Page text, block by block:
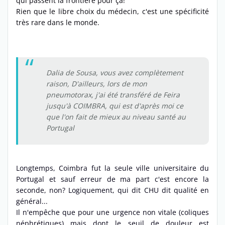
Rien que le libre choix du médecin, c'est une spécificité
très rare dans le monde.
Dalia de Sousa, vous avez complètement
raison, D'ailleurs, lors de mon
pneumotorax, j'ai été transféré de Feira
jusqu'à COIMBRA, qui est d'après moi ce
que l'on fait de mieux au niveau santé au
Portugal
Longtemps, Coimbra fut la seule ville universitaire du
Portugal et sauf erreur de ma part c'est encore la
seconde, non? Logiquement, qui dit CHU dit qualité en
général...
Il n'empêche que pour une urgence non vitale (coliques